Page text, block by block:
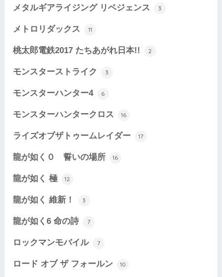
メタルギアライジング リベジェンス 3
メトロリダックス 11
桃太郎電鉄2017 たちあがれ日本!! 2
モンスターストライク 3
モンスターハンター4 6
モンスターハンタークロス 16
ライズオブザトゥームレイダー 17
龍が如く０ 誓いの場所 16
龍が如く 極 12
龍が如く 維新！ 3
龍が如く6 命の詩 7
ロックマンモバイル 7
ロード オブ ザ フォールン 10